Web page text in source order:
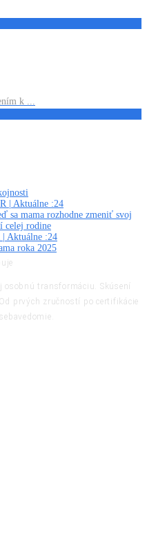
k ...
| Aktuálne :24
sa mama rozhodne zmeniť svoj
celej rodine
Aktuálne :24
roka 2025
osobnú transformáciu. Skúsení
prvých zručností po certifikácie